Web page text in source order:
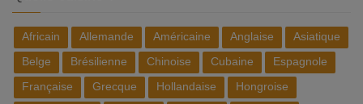
Africain Allemande Américaine Anglaise
Asiatique
Belge
Brésilienne Chinoise Cubaine
Espagnole
Française
Grecque Hollandaise
Hongroise